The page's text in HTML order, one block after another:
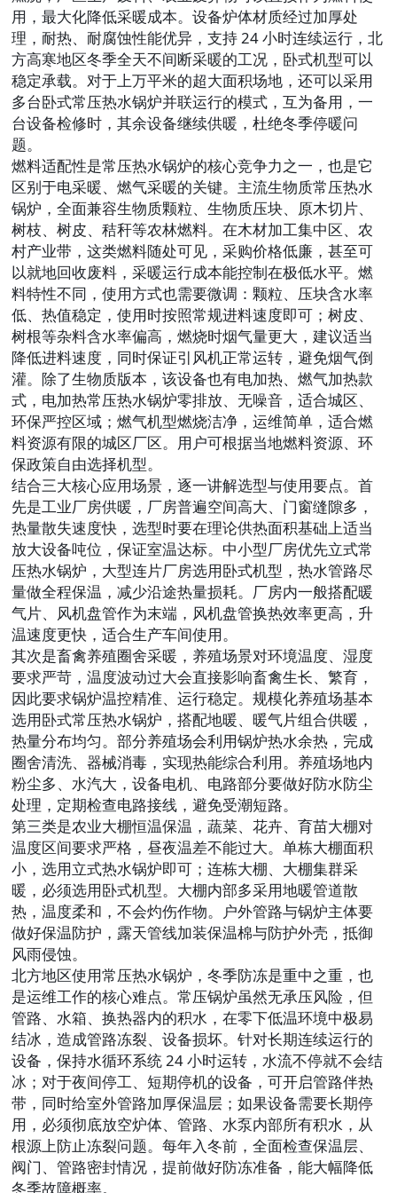
用，最大化降低采暖成本。设备炉体材质经过加厚处
理，耐热、耐腐蚀性能优异，支持 24 小时连续运行，北
方高寒地区冬季全天不间断采暖的工况，卧式机型可以
稳定承载。对于上万平米的超大面积场地，还可以采用
多台卧式常压热水锅炉并联运行的模式，互为备用，一
台设备检修时，其余设备继续供暖，杜绝冬季停暖问
题。
燃料适配性是常压热水锅炉的核心竞争力之一，也是它
区别于电采暖、燃气采暖的关键。主流生物质常压热水
锅炉，全面兼容生物质颗粒、生物质压块、原木切片、
树枝、树皮、秸秆等农林燃料。在木材加工集中区、农
村产业带，这类燃料随处可见，采购价格低廉，甚至可
以就地回收废料，采暖运行成本能控制在极低水平。燃
料特性不同，使用方式也需要微调：颗粒、压块含水率
低、热值稳定，使用时按照常规进料速度即可；树皮、
树根等杂料含水率偏高，燃烧时烟气量更大，建议适当
降低进料速度，同时保证引风机正常运转，避免烟气倒
灌。除了生物质版本，该设备也有电加热、燃气加热款
式，电加热常压热水锅炉零排放、无噪音，适合城区、
环保严控区域；燃气机型燃烧洁净，运维简单，适合燃
料资源有限的城区厂区。用户可根据当地燃料资源、环
保政策自由选择机型。
结合三大核心应用场景，逐一讲解选型与使用要点。首
先是工业厂房供暖，厂房普遍空间高大、门窗缝隙多，
热量散失速度快，选型时要在理论供热面积基础上适当
放大设备吨位，保证室温达标。中小型厂房优先立式常
压热水锅炉，大型连片厂房选用卧式机型，热水管路尽
量做全程保温，减少沿途热量损耗。厂房内一般搭配暖
气片、风机盘管作为末端，风机盘管换热效率更高，升
温速度更快，适合生产车间使用。
其次是畜禽养殖圈舍采暖，养殖场景对环境温度、湿度
要求严苛，温度波动过大会直接影响畜禽生长、繁育，
因此要求锅炉温控精准、运行稳定。规模化养殖场基本
选用卧式常压热水锅炉，搭配地暖、暖气片组合供暖，
热量分布均匀。部分养殖场会利用锅炉热水余热，完成
圈舍清洗、器械消毒，实现热能综合利用。养殖场地内
粉尘多、水汽大，设备电机、电路部分要做好防水防尘
处理，定期检查电路接线，避免受潮短路。
第三类是农业大棚恒温保温，蔬菜、花卉、育苗大棚对
温度区间要求严格，昼夜温差不能过大。单栋大棚面积
小，选用立式热水锅炉即可；连栋大棚、大棚集群采
暖，必须选用卧式机型。大棚内部多采用地暖管道散
热，温度柔和，不会灼伤作物。户外管路与锅炉主体要
做好保温防护，露天管线加装保温棉与防护外壳，抵御
风雨侵蚀。
北方地区使用常压热水锅炉，冬季防冻是重中之重，也
是运维工作的核心难点。常压锅炉虽然无承压风险，但
管路、水箱、换热器内的积水，在零下低温环境中极易
结冰，造成管路冻裂、设备损坏。针对长期连续运行的
设备，保持水循环系统 24 小时运转，水流不停就不会结
冰；对于夜间停工、短期停机的设备，可开启管路伴热
带，同时给室外管路加厚保温层；如果设备需要长期停
用，必须彻底放空炉体、管路、水泵内部所有积水，从
根源上防止冻裂问题。每年入冬前，全面检查保温层、
阀门、管路密封情况，提前做好防冻准备，能大幅降低
冬季故障概率。